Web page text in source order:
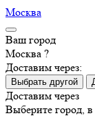
Москва
Ваш город
Москва ?
Доставим через:
Выбрать другой
Доставим через
Выберите город,